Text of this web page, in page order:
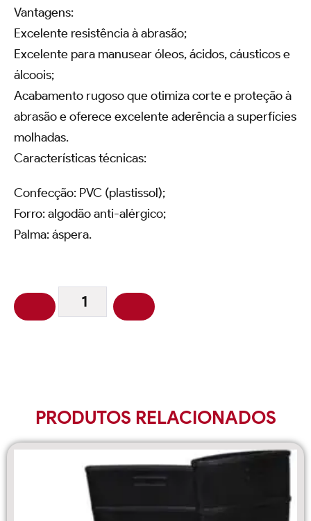
Vantagens:
Excelente resistência à abrasão;
Excelente para manusear óleos, ácidos, cáusticos e
álcoois;
Acabamento rugoso que otimiza corte e proteção à
abrasão e oferece excelente aderência a superfícies
molhadas.
Características técnicas:
Confecção: PVC (plastissol);
Forro: algodão anti-alérgico;
Palma: áspera.
PRODUTOS RELACIONADOS